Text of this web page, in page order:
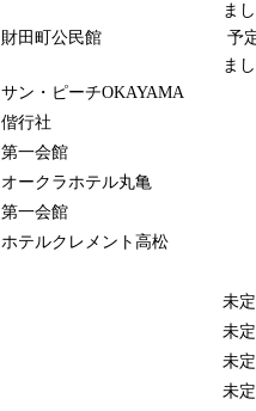
ま
財田町公民館
予
ま
サン・ピーチOKAYAMA
偕行社
第一会館
オークラホテル丸亀
第一会館
ホテルクレメント高松
未定
未定
未定
未定